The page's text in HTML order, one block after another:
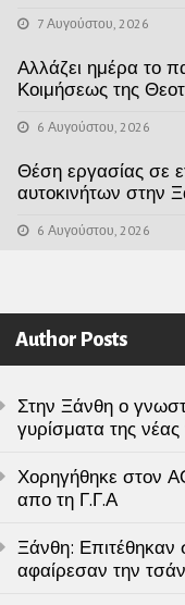
7 Αυγούστου, 2026
Αλλάζει ημέρα το
Κοιμήσεως της
6 Αυγούστου, 2026
Θέση εργασίας σε
αυτοκινήτων στην
6 Αυγούστου, 2026
Author Posts
Στην Ξάνθη ο
γυρίσματα της
Χορηγήθηκε στον
απο τη Γ.Γ.Α
Ξάνθη: Επιτέθηκαν
αφαίρεσαν την